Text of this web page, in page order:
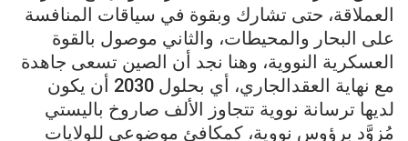
العملاقة، حتى تشارك وبقوة في سياقات المنافسة
على البحار والمحيطات، والثاني موصول بالقوة
العسكرية النووية، وهنا نجد أن الصين تسعى جاهدة
مع نهاية العقدالجاري، أي بحلول 2030 أن يكون
لديها ترسانة نووية تتجاوز الألف صاروخ باليستي
مُزوَّد برؤوس نووية، كمكافئ موضوعي للولايات